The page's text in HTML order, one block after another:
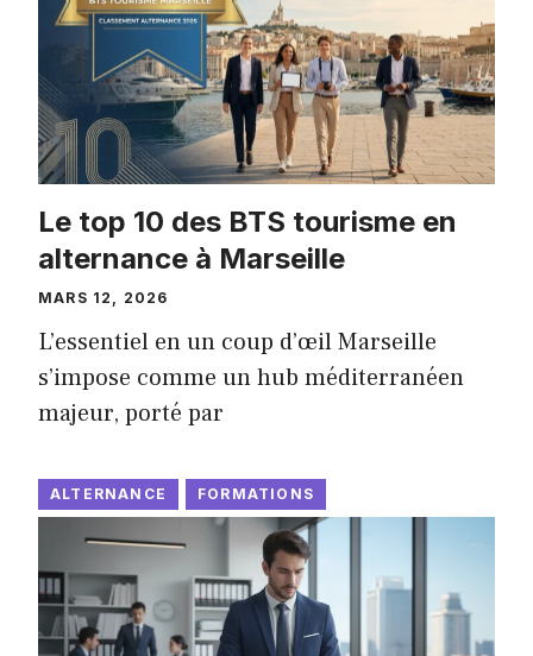
Le top 10 des BTS tourisme en
alternance à Marseille
MARS 12, 2026
L’essentiel en un coup d’œil Marseille
s’impose comme un hub méditerranéen
majeur, porté par
ALTERNANCE FORMATIONS